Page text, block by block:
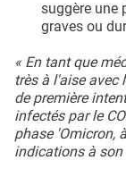
suggère une
graves ou
« En tant que
très à l'aise avec
de première
infectés par le
phase 'Omicron,
indications à